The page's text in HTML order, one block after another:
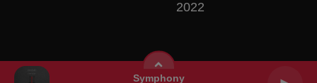
Symphony
2022